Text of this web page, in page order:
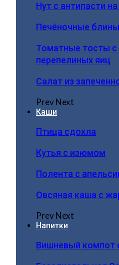
Нут с антипасти
Печёночные
Томатные тосты с
перепелиных яиц
Салат из
PrevNext
Каши
Птица сдохла
Кутья с изюмом
Полента с
Овсяная каша с
PrevNext
Напитки
Вишневый компот